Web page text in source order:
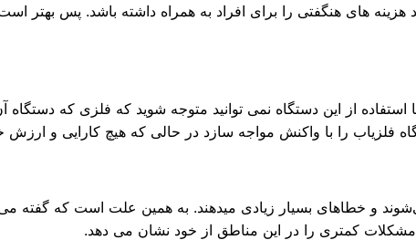
هزینه های هنگفتی را برای افراد به همراه داشته باشد. پس بهتر
از این دستگاه نمی توانید متوجه شوید که فلزی که
را با واکنش مواجه سازد در حالی که هیچ کارایی و ارزش
و خطاهای بسیار زیادی میدهند. به همین علت است که گفته
کمتری را در این مناطق از خود نشان می دهد.